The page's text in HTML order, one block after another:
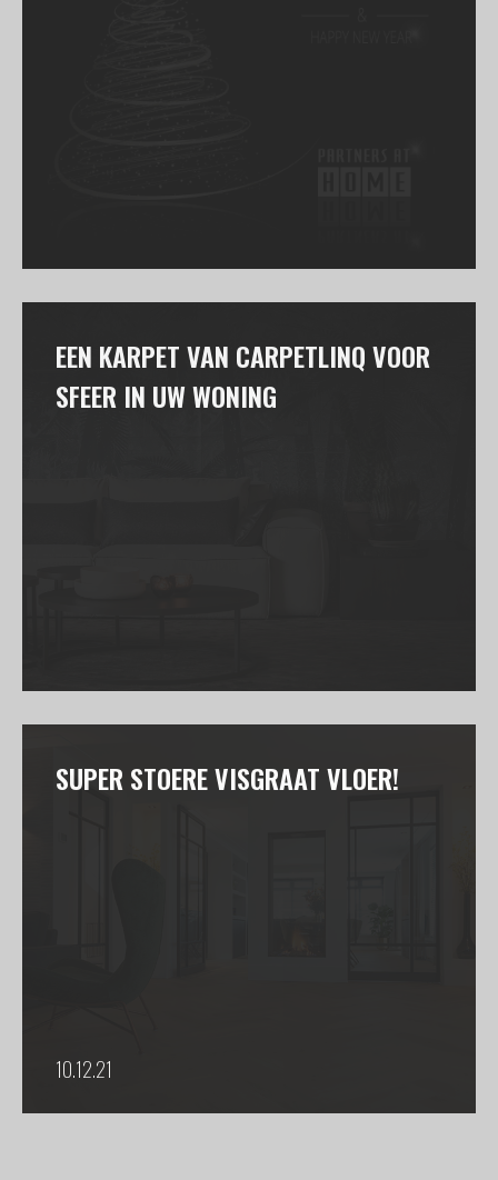
EEN KARPET VAN CARPETLINQ VOOR
SFEER IN UW WONING
SUPER STOERE VISGRAAT VLOER!
10.12.21